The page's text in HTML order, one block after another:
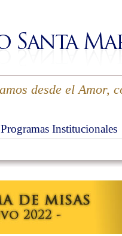
desde el Amor,
Programas Institucionales